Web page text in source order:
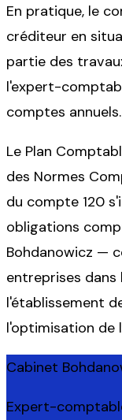
En pratique, le
créditeur en
partie des
l'expert-
comptes annuels.
Le Plan
des Normes
du compte 120
obligations
Bohdanowicz —
entreprises
l'établissement
l'optimisation de
Cabinet
Expert-